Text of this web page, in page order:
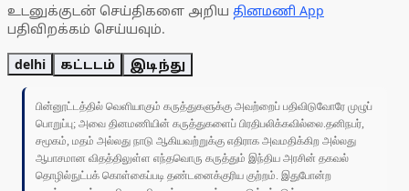
உடனுக்குடன் செய்திகளை அறிய தினமணி App
பதிவிறக்கம் செய்யவும்.
delhi கட்டடம் இடிந்து
பின்னூட்டத்தில் வெளியாகும் கருத்துகளுக்கு அவற்றைப் பதிவிடுவோரே முழுப்
பொறுப்பு; அவை தினமணியின் கருத்துகளைப் பிரதிபலிக்கவில்லை.தனிநபர்,
சமூகம், மதம் அல்லது நாடு ஆகியவற்றுக்கு எதிராக அவமதிக்கிற அல்லது
ஆபாசமான விதத்திலுள்ள எந்தவொரு கருத்தும் இந்திய அரசின் தகவல்
தொழில்நுட்பக் கொள்கைப்படி தண்டனைக்குரிய குற்றம். இதுபோன்ற